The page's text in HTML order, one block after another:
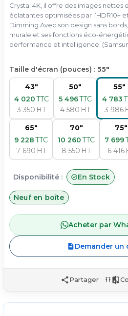
Crystal 4K, il offre des images nettes
éclatantes optimisées par l’HDR10+
Dimming.Avec son design sans
murale et ses fonctions éco-
performance et intelligence.
Taille d'écran (pouces) : 55"
43"
4 020TTC
3 350 HT
50"
5 496TTC
4 580 HT
55"
4 783
3 986
65"
9 228TTC
7 690 HT
70"
10 260TTC
8 550 HT
75"
7 699
6 416
Disponibilité : En Stock
Neuf en boîte
Acheter par
Demander un
Partager